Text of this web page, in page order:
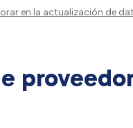
en la actualización de